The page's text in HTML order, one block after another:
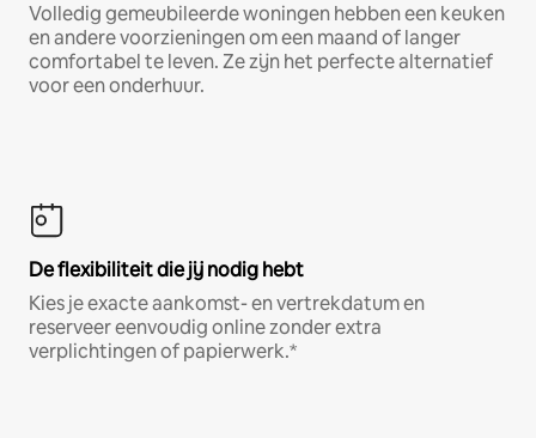
Volledig gemeubileerde woningen hebben een keuken
en andere voorzieningen om een maand of langer
comfortabel te leven. Ze zijn het perfecte alternatief
voor een onderhuur.
De flexibiliteit die jij nodig hebt
Kies je exacte aankomst- en vertrekdatum en
reserveer eenvoudig online zonder extra
verplichtingen of papierwerk.*